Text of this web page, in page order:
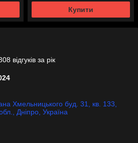
Купити
відгуків за рік
Хмельницького буд. 31, кв. 133,
Дніпро, Україна